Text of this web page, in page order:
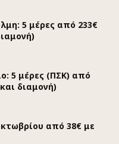
5 μέρες από 233€
5 μέρες (ΠΣΚ) από
διαμονή)
από 38€ με